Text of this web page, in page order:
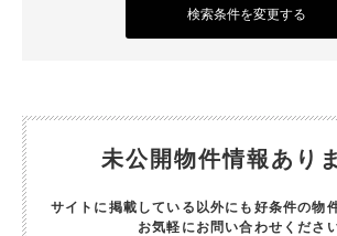
検索条件を変更する
未公開物件情報あり
サイトに掲載している以外にも好条件の物
お気軽にお問い合わせください